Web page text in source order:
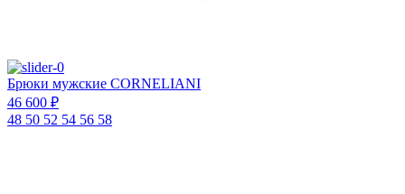
Брюки мужские CORNELIANI
46 600 ₽
48 50 52 54 56 58